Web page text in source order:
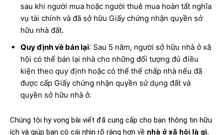
sau khi người mua hoặc người thuê mua hoàn tất nghĩa
vụ tài chính và đã sở hữu Giấy chứng nhận quyền sở
hữu nhà đất.
Quy định về bán lại: Sau 5 năm, người sở hữu nhà ở xã
hội có thể bán lại nhà cho những đối tượng đủ điều
kiện theo quy định hoặc có thể thế chấp nhà nếu đã
được cấp Giấy chứng nhận quyền sử dụng đất và
quyền sở hữu nhà ở.
Chúng tôi hy vọng bài viết đã cung cấp cho bạn thông tin hữu
ích và giúp bạn có cái nhìn rõ ràng hơn về nhà ở xã hội là gì.